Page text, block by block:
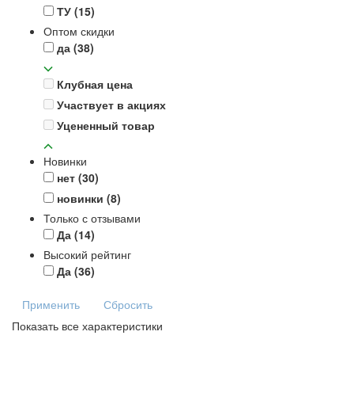
ТУ (15)
Оптом скидки
да (38)
Клубная цена
Участвует в акциях
Уцененный товар
Новинки
нет (30)
новинки (8)
Только с отзывами
Да (14)
Высокий рейтинг
Да (36)
Применить
Сбросить
Показать все характеристики